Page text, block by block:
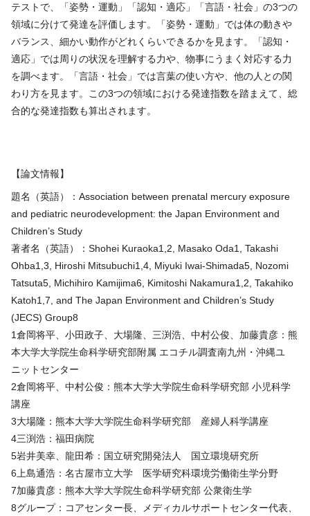
テストで、「姿勢・運動」「認知・適応」「言語・社会」の3つの
領域に分けて発達を評価します。「姿勢・運動」では体の動きや
バランス、細かい動作がどれくらいできるかを見ます。「認知・
適応」では周りの状況を理解する力や、物事にうまく対応する力
を調べます。「言語・社会」では言葉の使い方や、他の人との関
わり方を見ます。この3つの領域における発達指数を踏まえて、総
合的な発達指数も算出されます。
【論文情報】
題名（英語）：Association between prenatal mercury exposure
and pediatric neurodevelopment: the Japan Environment and
Children’s Study
著者名（英語）：Shohei Kuraoka1,2, Masako Oda1, Takashi
Ohba1,3, Hiroshi Mitsubuchi1,4, Miyuki Iwai-Shimada5, Nozomi
Tatsuta5, Michihiro Kamijima6, Kimitoshi Nakamura1,2, Takahiko
Katoh1,7, and The Japan Environment and Children’s Study
(JECS) Group8
1倉岡将平、小田政子、大場隆、三渕浩、中村公俊、加藤貴彦：熊
本大学大学院生命科学研究部附属 エコチル調査南九州・沖縄ユ
ニットセンター
2倉岡将平、中村公俊：熊本大学大学院生命科学研究部 小児科学
講座
3大場隆：熊本大学大学院生命科学研究部 産婦人科学講座
4三渕浩：福田病院
5岩井美幸、龍田希：国立研究開発法人 国立環境研究所
6上島通浩：名古屋市立大学 医学研究科環境労働衛生学分野
7加藤貴彦：熊本大学大学院生命科学研究部 公衆衛生学
8グループ：コアセンター長、メディカルサポートセンター代表、